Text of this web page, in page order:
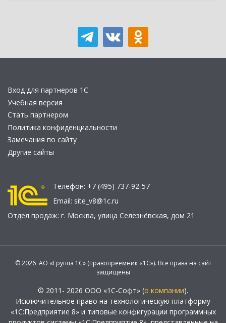
Вход для партнеров 1С
Учебная версия
Стать партнером
Политика конфиденциальности
Замечания по сайту
Другие сайты
Телефон: +7 (495) 737-92-57
Email: site_v8@1c.ru
Отдел продаж: г. Москва, улица Селезнёвская, дом 21
© 2026 АО «Группа 1С» (правопреемник «1С»). Все права на сайт
защищены
© 2011- 2026 ООО «1С-Софт» (о компании).
Исключительное право на технологическую платформу
«1С:Предприятие 8» и типовые конфигурации программных